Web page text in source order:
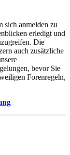
sich anmelden zu
erledigt und
Die
auch zusätzliche
bevor Sie
Forenregeln,